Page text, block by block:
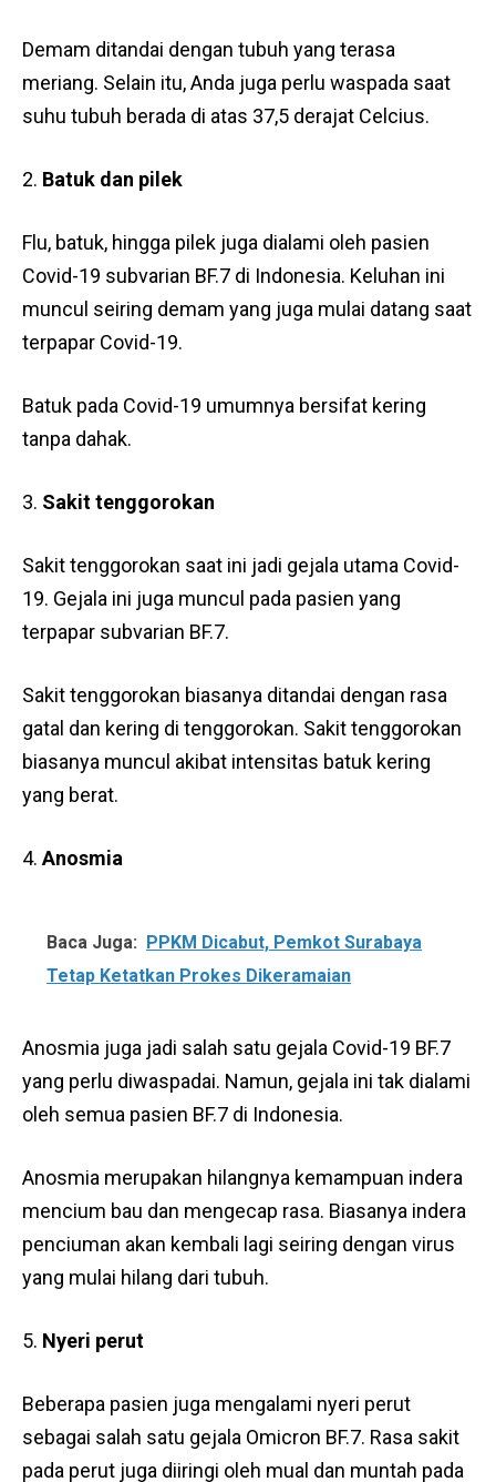
Demam ditandai dengan tubuh yang terasa
meriang. Selain itu, Anda juga perlu waspada saat
suhu tubuh berada di atas 37,5 derajat Celcius.
Batuk dan pilek
Flu, batuk, hingga pilek juga dialami oleh pasien
Covid-19 subvarian BF.7 di Indonesia. Keluhan ini
muncul seiring demam yang juga mulai datang saat
terpapar Covid-19.
Batuk pada Covid-19 umumnya bersifat kering
tanpa dahak.
Sakit tenggorokan
Sakit tenggorokan saat ini jadi gejala utama Covid-
19. Gejala ini juga muncul pada pasien yang
terpapar subvarian BF.7.
Sakit tenggorokan biasanya ditandai dengan rasa
gatal dan kering di tenggorokan. Sakit tenggorokan
biasanya muncul akibat intensitas batuk kering
yang berat.
Anosmia
Baca Juga: PPKM Dicabut, Pemkot Surabaya
Tetap Ketatkan Prokes Dikeramaian
Anosmia juga jadi salah satu gejala Covid-19 BF.7
yang perlu diwaspadai. Namun, gejala ini tak dialami
oleh semua pasien BF.7 di Indonesia.
Anosmia merupakan hilangnya kemampuan indera
mencium bau dan mengecap rasa. Biasanya indera
penciuman akan kembali lagi seiring dengan virus
yang mulai hilang dari tubuh.
Nyeri perut
Beberapa pasien juga mengalami nyeri perut
sebagai salah satu gejala Omicron BF.7. Rasa sakit
pada perut juga diiringi oleh mual dan muntah pada